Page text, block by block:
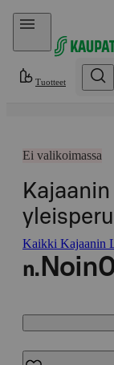
Hyppää sisältöön
Tuotteet
Ei valikoimassa
Kaikki Kajaanin
n. Noin